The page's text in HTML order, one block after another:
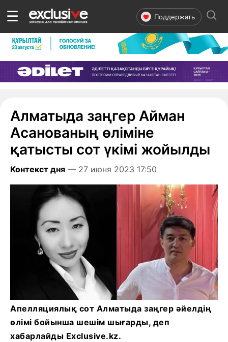
☰ Поддержать
Алматыда заңгер Айман
Асанованың өліміне
қатысты сот үкімі жойылды
Контекст дня — 27 июня 2023 17:50
Апелляциялық сот Алматыда заңгер әйелдің
өлімі бойынша шешім шығарды, деп
хабарлайды Exclusive.kz.